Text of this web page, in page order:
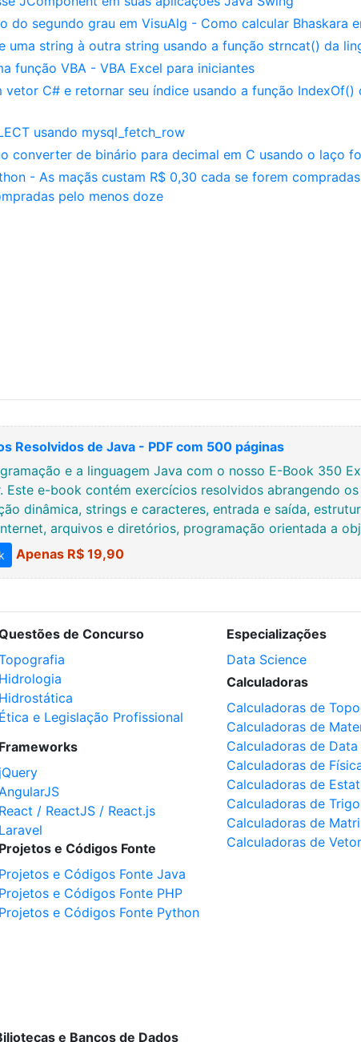
do segundo grau em VisuAlg - Como calcular Bhaskara
uma string à outra string usando a função strncat() da
função VBA - VBA Excel para iniciantes
vetor C# e retornar seu índice usando a função IndexOf()
usando mysql_fetch_row
converter de binário para decimal em C usando o laço
- As maçãs custam R$ 0,30 cada se forem
pelo menos doze
Resolvidos de Java - PDF com 500 páginas
e a linguagem Java com o nosso E-Book 350
Este e-book contém exercícios resolvidos abrangendo
dinâmica, strings e caracteres, entrada e saída,
arquivos e diretórios, programação orientada a
Apenas R$ 19,90
de Concurso
Hidrologia
Hidrostática
Ética e Legislação Profissional
Frameworks
jQuery
React / ReactJS / React.js
Laravel
Projetos e Códigos Fonte
Projetos e Códigos Fonte Java
Projetos e Códigos Fonte PHP
Projetos e Códigos Fonte Python
Especializações
Data Science
Calculadoras
Calculadoras de
Calculadoras de
Calculadoras de Data
Calculadoras de
Calculadoras de
Calculadoras de
Calculadoras de
Calculadoras de
e Bancos de Dados